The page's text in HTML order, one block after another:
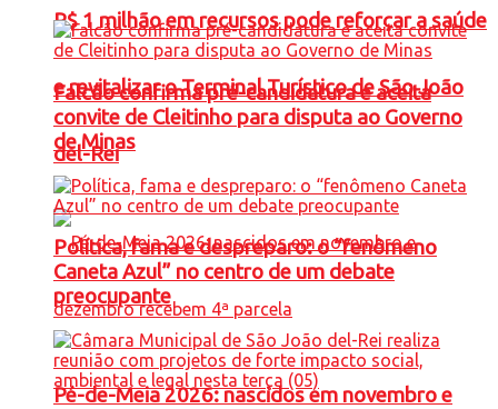
R$ 1 milhão em recursos pode reforçar a saúde
e revitalizar o Terminal Turístico de São João
del-Rei
Pé-de-Meia 2026: nascidos em novembro e
Falcão confirma pré-candidatura e aceita
convite de Cleitinho para disputa ao Governo
de Minas
Política, fama e despreparo: o “fenômeno
Caneta Azul” no centro de um debate
preocupante